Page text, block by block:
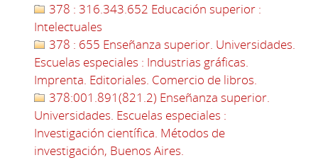
378 : 316.343.652 Educación superior :
Intelectuales
378 : 655 Enseñanza superior. Universidades.
Escuelas especiales : Industrias gráficas.
Imprenta. Editoriales. Comercio de libros.
378:001.891(821.2) Enseñanza superior.
Universidades. Escuelas especiales :
Investigación científica. Métodos de
investigación, Buenos Aires.